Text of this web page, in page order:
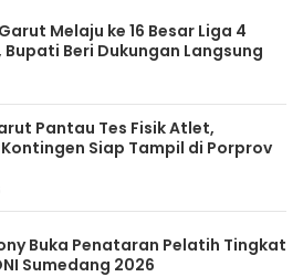
Melaju ke 16 Besar Liga 4
Bupati Beri Dukungan Langsung
Pantau Tes Fisik Atlet,
Siap Tampil di Porprov
Buka Penataran Pelatih Tingkat
Sumedang 2026